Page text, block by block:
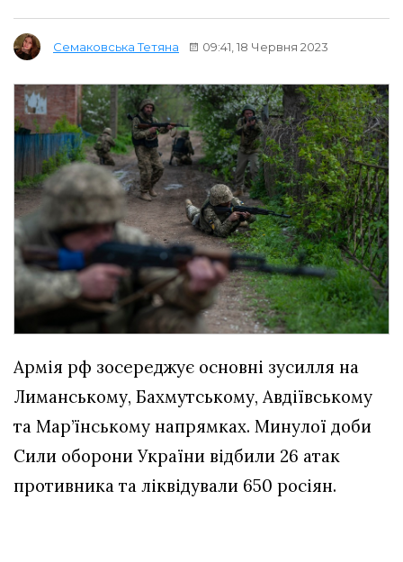
Семаковська Тетяна 09:41, 18 Червня 2023
Армія рф зосереджує основні зусилля на
Лиманському, Бахмутському, Авдіївському
та Мар’їнському напрямках. Минулої доби
Сили оборони України відбили 26 атак
противника та ліквідували 650 росіян.